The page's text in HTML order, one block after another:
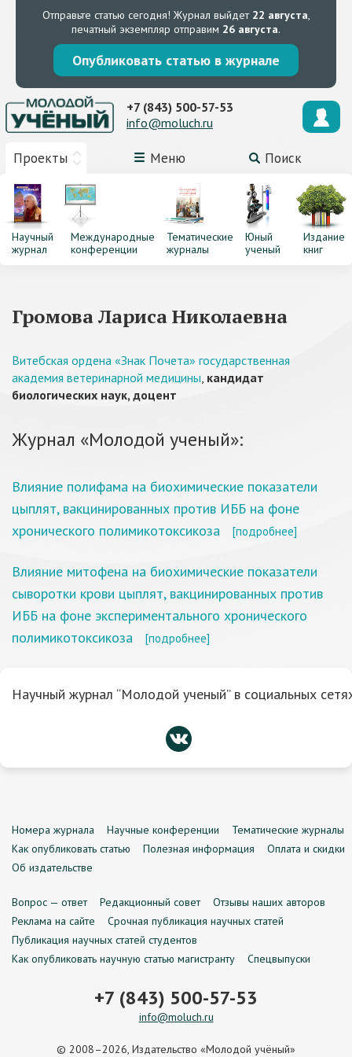
Отправьте статью сегодня! Журнал выйдет 22 августа,
печатный экземпляр отправим 26 августа.
Опубликовать статью в журнале
Проекты Меню Поиск
+7 (843) 500-57-53
info@moluch.ru
Научный
журнал
Международные
конференции
Тематические
журналы
Юный
ученый
Издание
книг
Громова Лариса Николаевна
Витебская ордена «Знак Почета» государственная
академия ветеринарной медицины, кандидат
биологических наук, доцент
Журнал «Молодой ученый»:
Влияние полифама на биохимические показатели
цыплят, вакцинированных против ИББ на фоне
хронического полимикотоксикоза
[подробнее]
Влияние митофена на биохимические показатели
сыворотки крови цыплят, вакцинированных против
ИББ на фоне экспериментального хронического
полимикотоксикоза
[подробнее]
Научный журнал “Молодой ученый” в социальных
Номера журнала Научные конференции
Тематические журналы
Как опубликовать статью
Полезная информация
Оплата и скидки
Об издательстве
Вопрос — ответ Редакционный совет
Отзывы наших авторов
Реклама на сайте
Срочная публикация научных статей
Публикация научных статей студентов
Как опубликовать научную статью магистранту
Спецвыпуски
+7 (843) 500-57-53
info@moluch.ru
© 2008–2026, Издательство «Молодой учёный»